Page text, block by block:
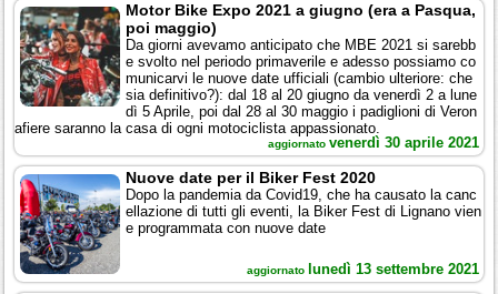
Motor Bike Expo 2021 a giugno (era a Pasqua,
poi maggio)
Da giorni avevamo anticipato che MBE 2021 si sarebb
e svolto nel periodo primaverile e adesso possiamo co
municarvi le nuove date ufficiali (cambio ulteriore: che
sia definitivo?): dal 18 al 20 giugno da venerdì 2 a lune
dì 5 Aprile, poi dal 28 al 30 maggio i padiglioni di Veron
afiere saranno la casa di ogni motociclista appassionato.
aggiornato venerdì 30 aprile 2021
Nuove date per il Biker Fest 2020
Dopo la pandemia da Covid19, che ha causato la canc
ellazione di tutti gli eventi, la Biker Fest di Lignano vien
e programmata con nuove date
aggiornato lunedì 13 settembre 2021